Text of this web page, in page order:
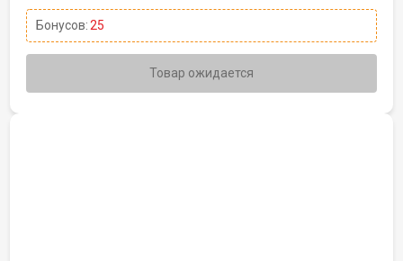
Бонусов:25
Товар ожидается